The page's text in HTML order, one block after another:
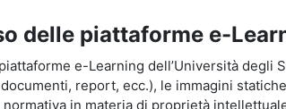
delle piattaforme e-
e-Learning dell’Università
report, ecc.), le immagini
in materia di proprietà